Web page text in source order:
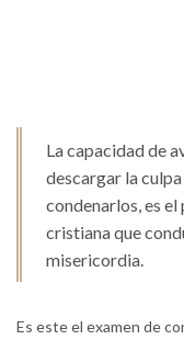
La capacidad de
descargar la
condenarlos, es
cristiana que
misericordia.
Es este el examen de